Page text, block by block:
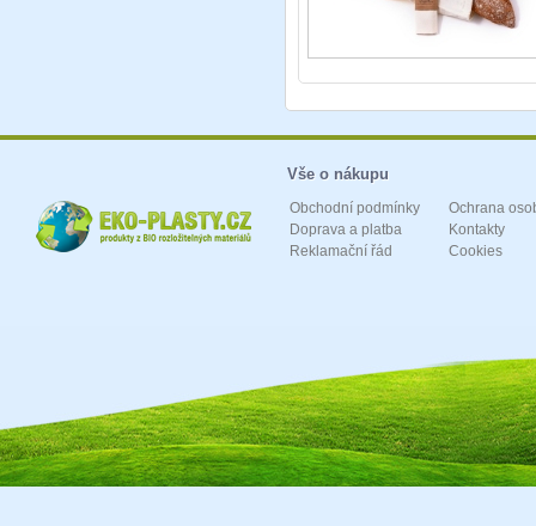
Vše o nákupu
Obchodní podmínky
Doprava a platba
Reklamační řád
Ochrana
Kontakty
Cookies